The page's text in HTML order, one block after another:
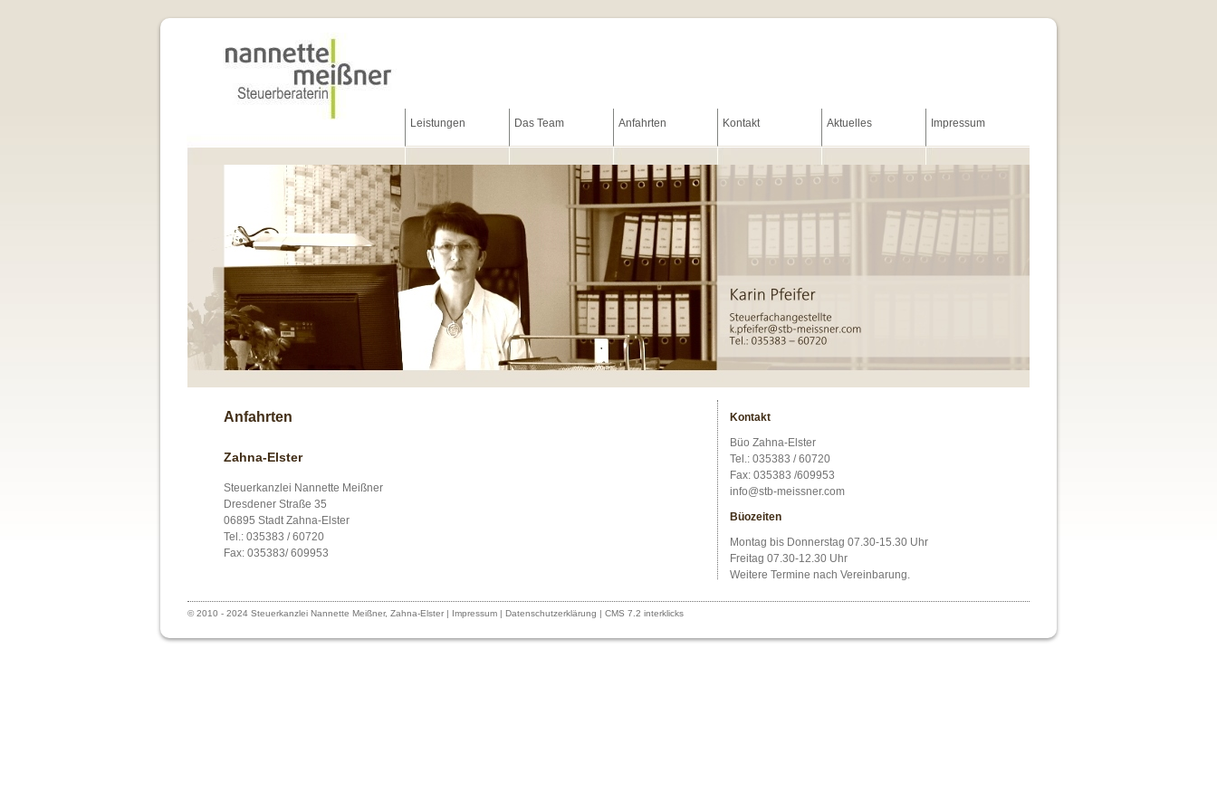
Leistungen Das Team Anfahrten Kontakt Aktuelles Impressum
Anfahrten
Zahna-Elster
Steuerkanzlei Nannette Meißner
Dresdener Straße 35
06895 Stadt Zahna-Elster
Tel.: 035383 / 60720
Fax: 035383/ 609953
Kontakt
Büo Zahna-Elster
Tel.: 035383 / 60720
Fax: 035383 /609953
info@stb-meissner.com
Büozeiten
Montag bis Donnerstag 07.30-15.30 Uhr
Freitag 07.30-12.30 Uhr
Weitere Termine nach Vereinbarung.
© 2010 - 2024 Steuerkanzlei Nannette Meißner, Zahna-Elster | Impressum | Datenschutzerklärung | CMS 7.2 interklicks